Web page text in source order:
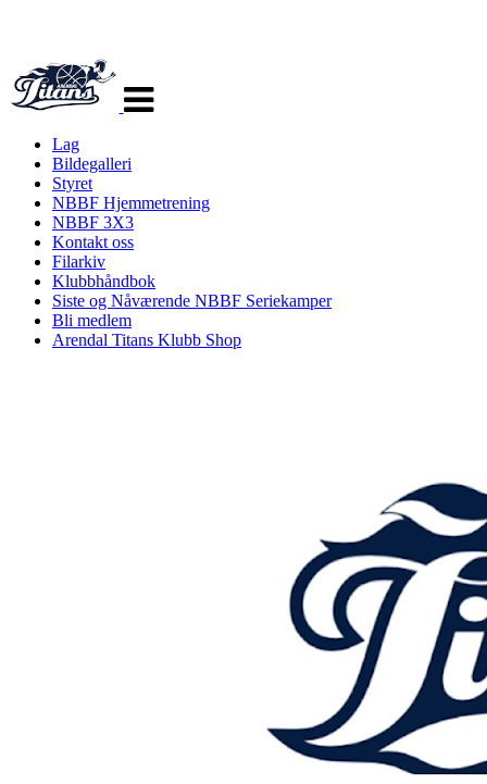
navigasjon
Lag
Bildegalleri
Styret
NBBF Hjemmetrening
NBBF 3X3
Kontakt oss
Filarkiv
Klubbhåndbok
Siste og Nåværende NBBF Seriekamper
Bli medlem
Arendal Titans Klubb Shop